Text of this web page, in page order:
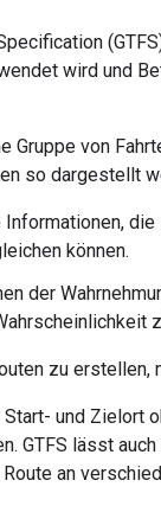
wird und
Gruppe von
so dargestellt
können.
der
zu
und Zielort
GTFS lässt
an